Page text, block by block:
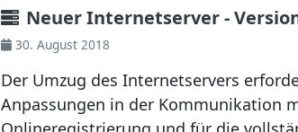
Neuer Internetserver -
30. August 2018
Der Umzug des Internetservers
Anpassungen in der Kommunikation